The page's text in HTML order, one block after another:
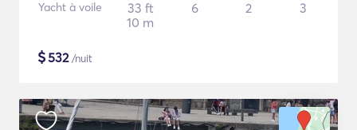
Yacht à voile
33 ft
10 m
6 2 3
$532/nuit